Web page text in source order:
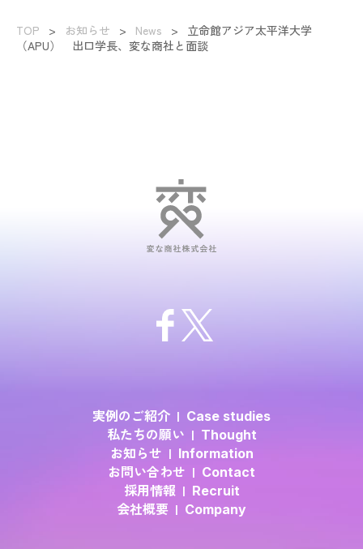
TOP > お知らせ > News >
立命館アジア太平洋大学
（APU） 出口学長、変な商社と面談
実例のご紹介 Case studies
私たちの願い Thought
お知らせ Information
お問い合わせ Contact
採用情報 Recruit
会社概要 Company